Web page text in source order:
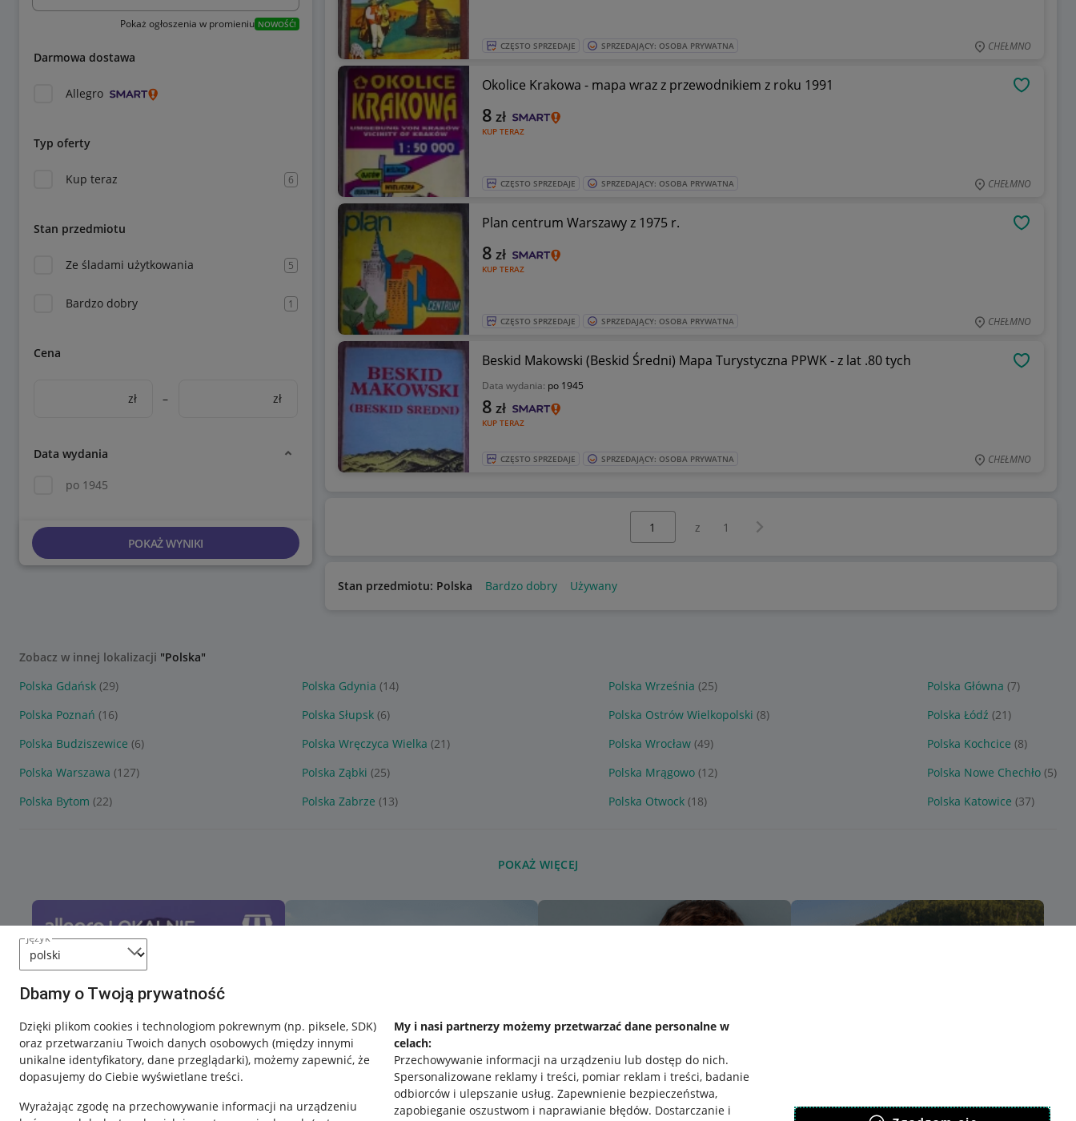
język
Dbamy o Twoją prywatność
Dzięki plikom cookies i technologiom pokrewnym (np. piksele, SDK)
oraz przetwarzaniu Twoich danych osobowych (między innymi
unikalne identyfikatory, dane przeglądarki), możemy zapewnić, że
dopasujemy do Ciebie wyświetlane treści.
Wyrażając zgodę na przechowywanie informacji na urządzeniu
My i nasi partnerzy możemy przetwarzać dane personalne w
celach:
Przechowywanie informacji na urządzeniu lub dostęp do nich.
Spersonalizowane reklamy i treści, pomiar reklam i treści, badanie
odbiorców i ulepszanie usług. Zapewnienie bezpieczeństwa,
zapobieganie oszustwom i naprawianie błędów. Dostarczanie i
Pokaż ogłoszenia w promieniu NOWOŚĆ!
Darmowa dostawa
Allegro
Typ oferty
Kup teraz 6
Stan przedmiotu
Ze śladami użytkowania 5
Bardzo dobry 1
Cena
zł – zł
Data wydania
po 1945
POKAŻ WYNIKI
CZĘSTO SPRZEDAJE SPRZEDAJĄCY: OSOBA PRYWATNA CHEŁMNO
Okolice Krakowa - mapa wraz z przewodnikiem z roku 1991
KUP TERAZ
8 zł
CZĘSTO SPRZEDAJE SPRZEDAJĄCY: OSOBA PRYWATNA CHEŁMNO
Plan centrum Warszawy z 1975 r.
KUP TERAZ
8 zł
CZĘSTO SPRZEDAJE SPRZEDAJĄCY: OSOBA PRYWATNA CHEŁMNO
Beskid Makowski (Beskid Średni) Mapa Turystyczna PPWK - z lat .80 tych
Data wydania: po 1945
KUP TERAZ
8 zł
CZĘSTO SPRZEDAJE SPRZEDAJĄCY: OSOBA PRYWATNA CHEŁMNO
z 1 Następna strona
Stan przedmiotu: Polska Bardzo dobry Używany
Zobacz w innej lokalizacji "Polska"
Polska Gdańsk (29) Polska Gdynia (14) Polska Września (25) Polska Główna (7)
Polska Poznań (16) Polska Słupsk (6) Polska Ostrów Wielkopolski (8) Polska Łódź (21)
Polska Budziszewice (6) Polska Wręczyca Wielka (21) Polska Wrocław (49) Polska Kochcice (8)
Polska Warszawa (127) Polska Ząbki (25) Polska Mrągowo (12) Polska Nowe Chechło (5)
Polska Bytom (22) Polska Zabrze (13) Polska Otwock (18) Polska Katowice (37)
POKAŻ WIĘCEJ